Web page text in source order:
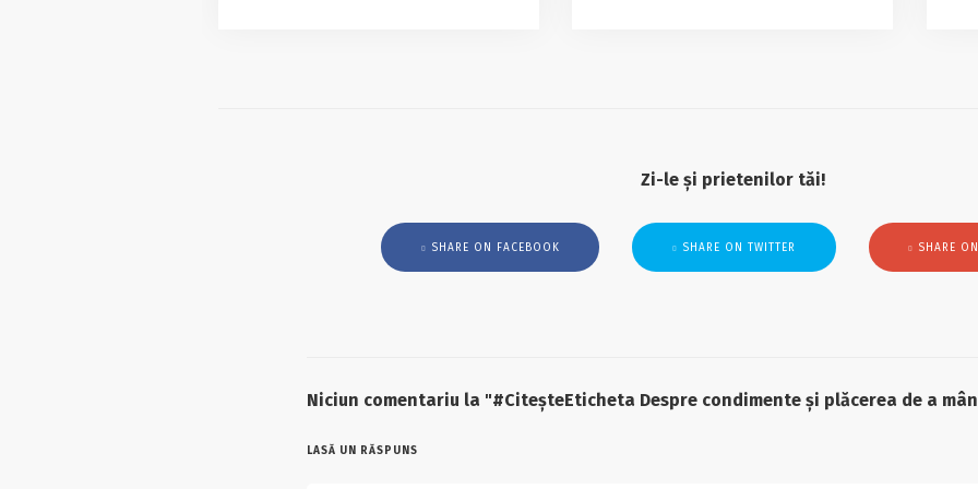
Zi-le și prietenilor tăi!
SHARE ON FACEBOOK SHARE ON TWITTER SHARE
Niciun comentariu la "#CiteșteEticheta Despre condimente și plăcerea de a
LASĂ UN RĂSPUNS